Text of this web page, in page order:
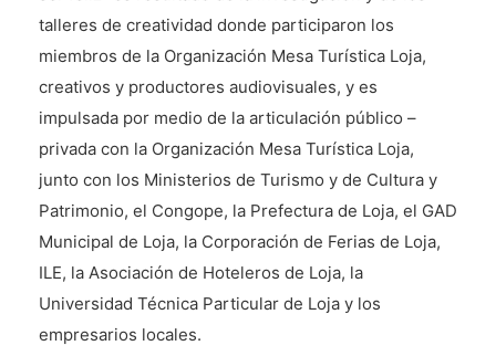
talleres de creatividad donde participaron los
miembros de la Organización Mesa Turística Loja,
creativos y productores audiovisuales, y es
impulsada por medio de la articulación público –
privada con la Organización Mesa Turística Loja,
junto con los Ministerios de Turismo y de Cultura y
Patrimonio, el Congope, la Prefectura de Loja, el GAD
Municipal de Loja, la Corporación de Ferias de Loja,
ILE, la Asociación de Hoteleros de Loja, la
Universidad Técnica Particular de Loja y los
empresarios locales.